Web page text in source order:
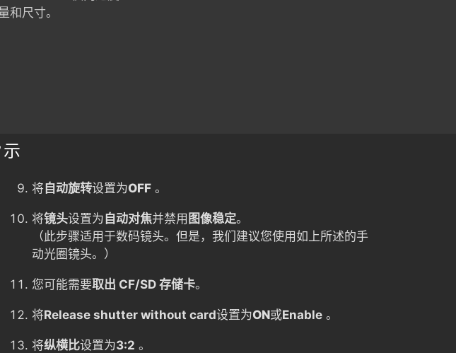
和尺寸。
将 自动旋转设置为OFF 。
将镜头设置为 自动对焦并禁用 图像稳定。
（此步骤适用于数码镜头。但是，我们建议您使用如上所述的手
动光圈镜头。）
您可能需要取出 CF/SD 存储卡。
将Release shutter without card设置为ON或Enable 。
将纵横比设置为3:2 。